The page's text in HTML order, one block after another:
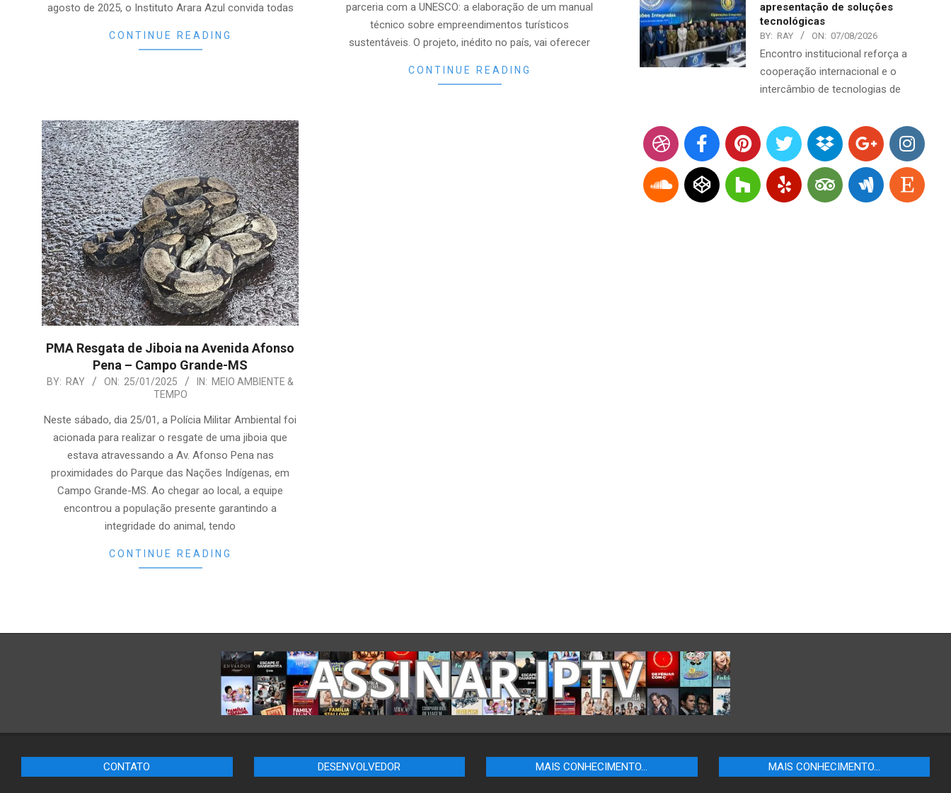
agosto de 2025, o Instituto Arara Azul convida todas
CONTINUE READING
parceria com a UNESCO: a elaboração de um manual
técnico sobre empreendimentos turísticos
sustentáveis. O projeto, inédito no país, vai oferecer
CONTINUE READING
PMA Resgata de Jiboia na Avenida Afonso
Pena – Campo Grande-MS
2025-
25
BY: RAY ON: 25/01/2025 IN: MEIO AMBIENTE &
TEMPO
Neste sábado, dia 25/01, a Polícia Militar Ambiental foi
acionada para realizar o resgate de uma jiboia que
estava atravessando a Av. Afonso Pena nas
proximidades do Parque das Nações Indígenas, em
Campo Grande-MS. Ao chegar ao local, a equipe
encontrou a população presente garantindo a
integridade do animal, tendo
CONTINUE READING
apresentação de soluções
tecnológicas
BY: RAY ON: 07/08/2026
Encontro institucional reforça a
cooperação internacional e o
intercâmbio de tecnologias de
CONTATO DESENVOLVEDOR MAIS CONHECIMENTO… MAIS CONHECIMENTO…